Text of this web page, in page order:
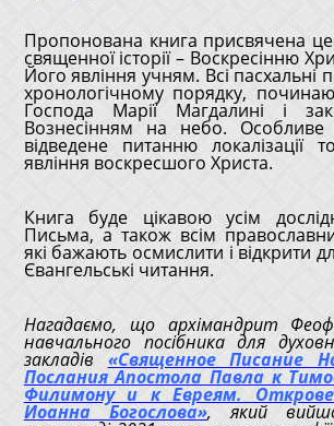
Пропонована книга присвячена
священної історії – Воскресінню
Його явління учням. Всі пасхальні
хронологічному порядку,
Господа Марії Магдалині і
Вознесінням на небо. Особливе
відведене питанню локалізації
явління воскресшого Христа.
Книга буде цікавою усім
Письма, а також всім
які бажають осмислити і відкрити
Євангельські читання.
Нагадаємо, що архімандрит
навчального посібника для
закладів «Священное Писание
Послания Апостола Павла к
Филимону и к Евреям.
Иоанна Богослова», який